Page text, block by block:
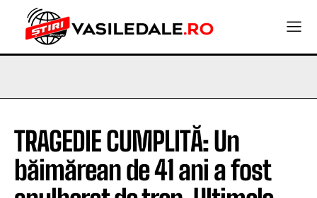
TRAGEDIE CUMPLITĂ: Un
băimărean de 41 ani a fost